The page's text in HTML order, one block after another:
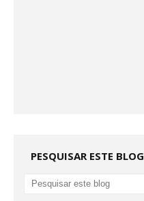
PESQUISAR ESTE BLOG